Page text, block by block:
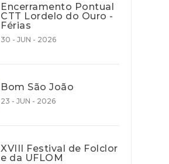
Encerramento Pontual
CTT Lordelo do Ouro -
Férias
30 - JUN - 2026
Bom São João
23 - JUN - 2026
XVIII Festival de Folclor
e da UFLOM